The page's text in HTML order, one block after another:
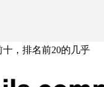
，排名前20的几乎